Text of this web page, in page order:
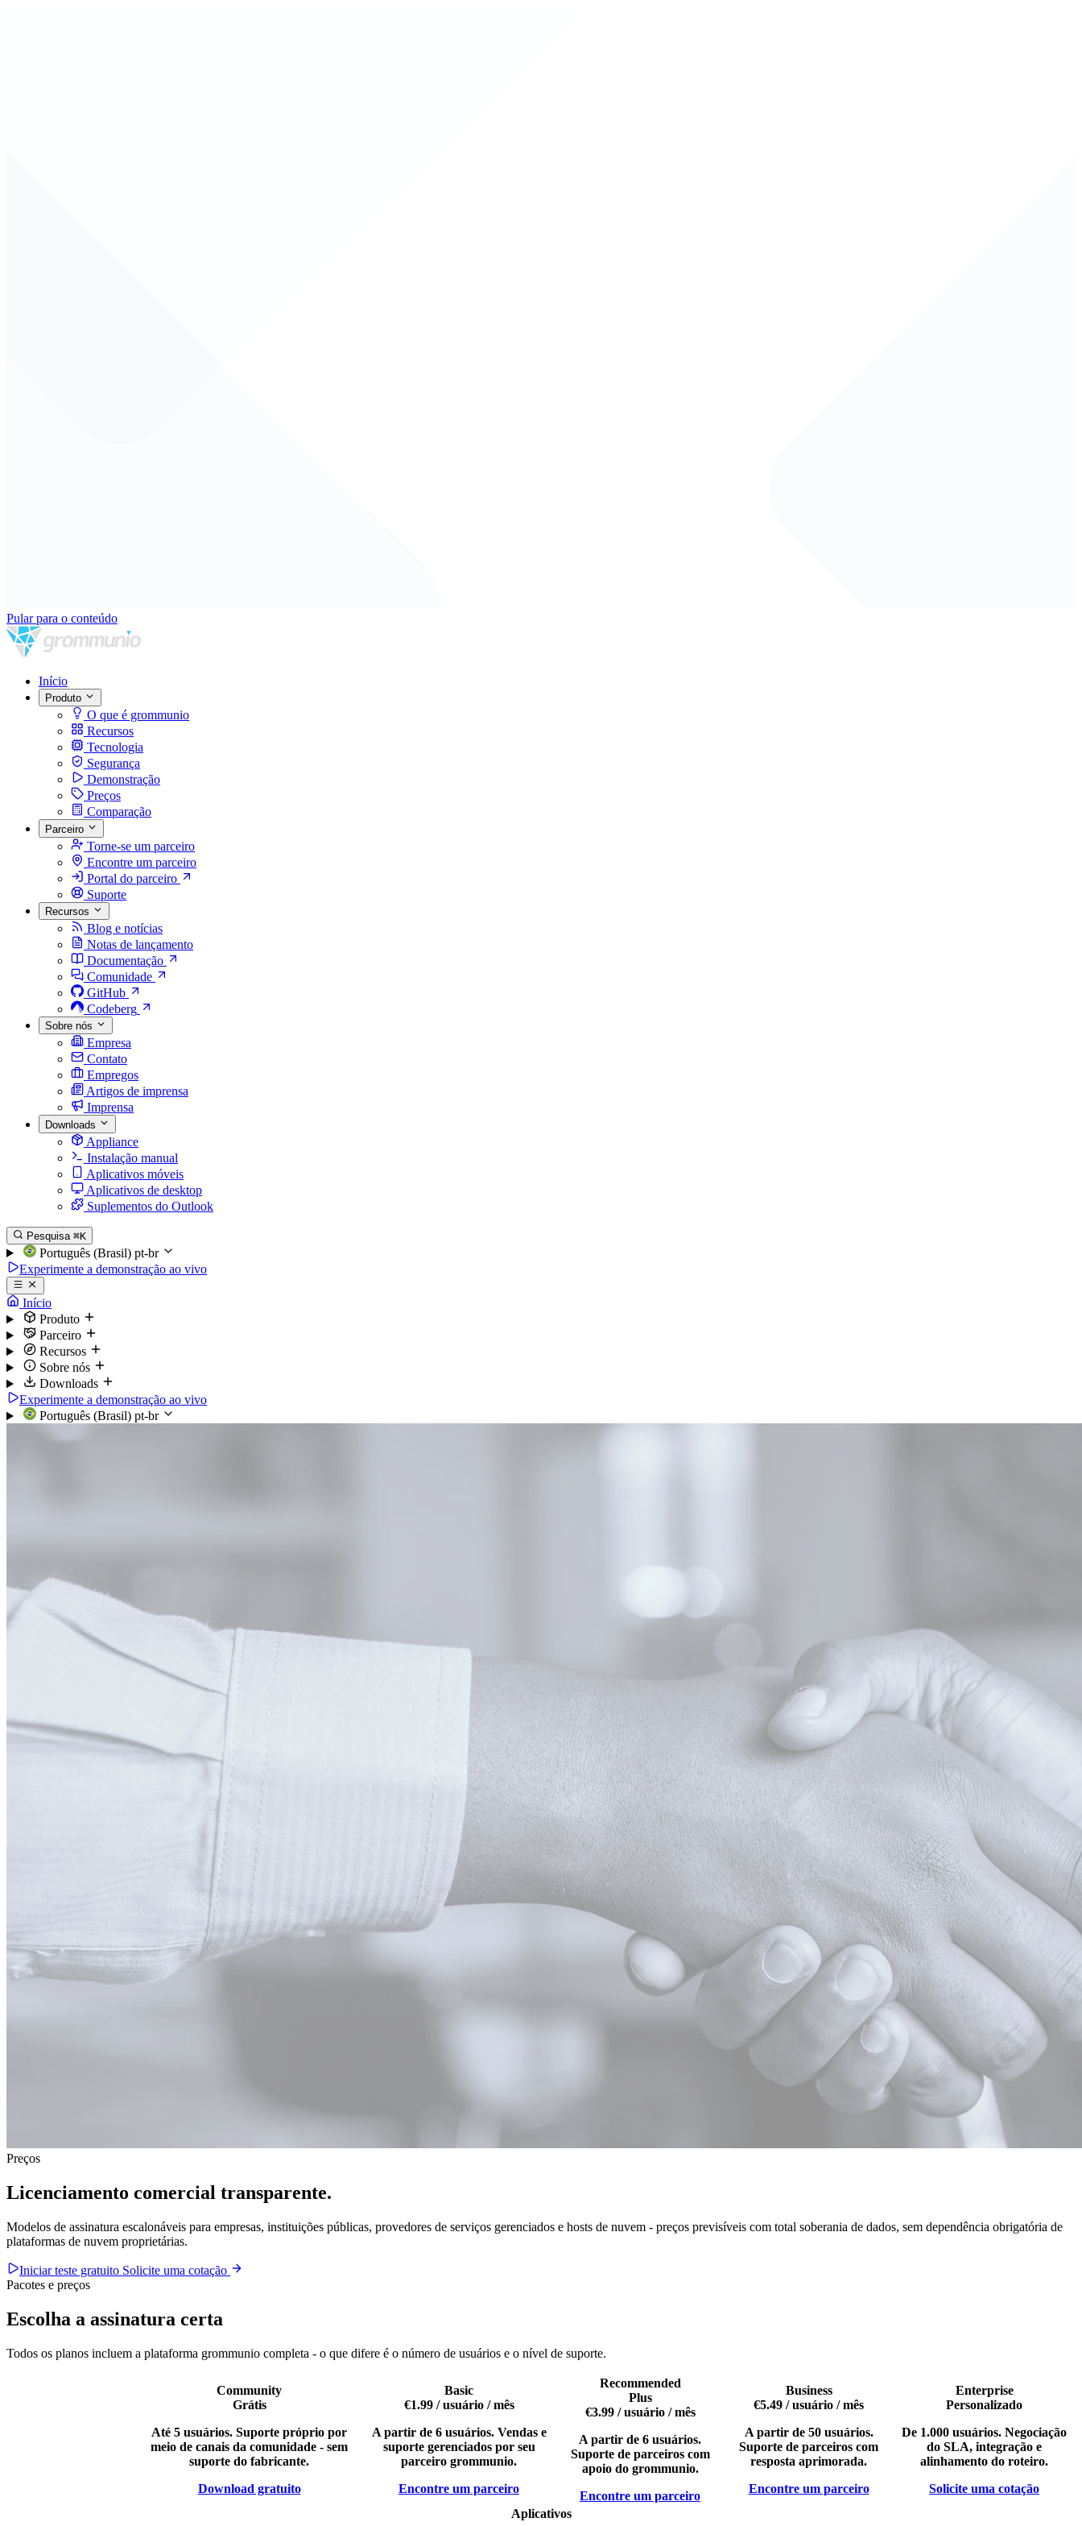
Pular para o conteúdo
Início
Produto
O que é grommunio
Recursos
Tecnologia
Segurança
Demonstração
Preços
Comparação
Parceiro
Torne-se um parceiro
Encontre um parceiro
Portal do parceiro
Suporte
Recursos
Blog e notícias
Notas de lançamento
Documentação
Comunidade
GitHub
Codeberg
Sobre nós
Empresa
Contato
Empregos
Artigos de imprensa
Imprensa
Downloads
Appliance
Instalação manual
Aplicativos móveis
Aplicativos de desktop
Suplementos do Outlook
Pesquisa ⌘K
Português (Brasil) pt-br
Experimente a demonstração ao vivo
Início
Produto
Parceiro
Recursos
Sobre nós
Downloads
Experimente a demonstração ao vivo
Português (Brasil) pt-br
Preços
Licenciamento comercial transparente.
Modelos de assinatura escalonáveis para empresas, instituições públicas, provedores de serviços gerenciados e hosts de nuvem - preços previsíveis com total soberania de dados, sem dependência obrigatória de
plataformas de nuvem proprietárias.
Iniciar teste gratuito Solicite uma cotação
Pacotes e preços
Escolha a assinatura certa
Todos os planos incluem a plataforma grommunio completa - o que difere é o número de usuários e o nível de suporte.
Community
Grátis
Até 5 usuários. Suporte próprio por
meio de canais da comunidade - sem
suporte do fabricante.
Download gratuito
Basic
€1.99 / usuário / mês
A partir de 6 usuários. Vendas e
suporte gerenciados por seu
parceiro grommunio.
Encontre um parceiro
Recommended
Plus
€3.99 / usuário / mês
A partir de 6 usuários.
Suporte de parceiros com
apoio do grommunio.
Encontre um parceiro
Business
€5.49 / usuário / mês
A partir de 50 usuários.
Suporte de parceiros com
resposta aprimorada.
Encontre um parceiro
Enterprise
Personalizado
De 1.000 usuários. Negociação
do SLA, integração e
alinhamento do roteiro.
Solicite uma cotação
Aplicativos